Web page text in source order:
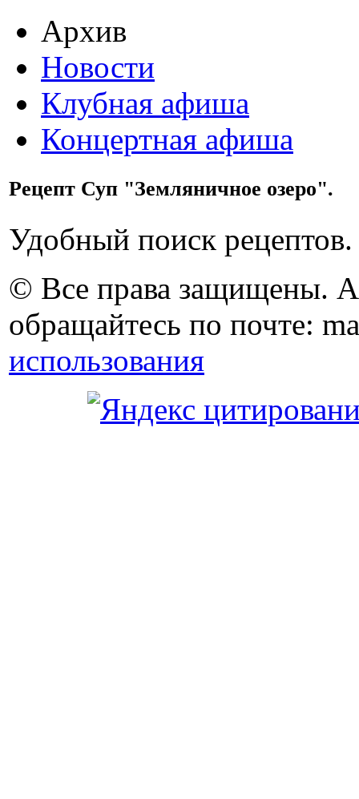
Архив
Новости
Клубная афиша
Концертная афиша
Рецепт Суп "Земляничное озеро".
Удобный поиск рецептов.
© Все права защищены.
обращайтесь по почте:
использования